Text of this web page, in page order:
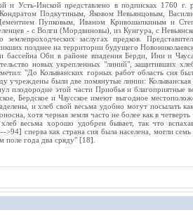
и Усть-Инской представлено в подписках 1760 г.
Подкутиным, Яковом Невьянцовым,
Пупковым, Иваном Кривошапкиным и
- с Волги (Мордвиновы), из Кунгура, с
землепроходческих заслугах предков.
позднее на территории будущего
Оби в районе впадения Берди, Ини и
новых укрепленных "линий", защитивших
"До Колыванских горных работ область сия
учреждены были две помянутые линии:
плодородие этой части Приобья и благоприятные
Бердское и Чаусское имеют выгодное
и хлеб свой весьма удобно могут посылать
хотя черная земля часто не более как в
весьма хорошо удобрен бывает, так что
сперва как страна сия была населена, могли
поле года два сряду" [18].